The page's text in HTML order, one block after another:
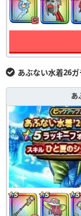
あぶない水着26
あ